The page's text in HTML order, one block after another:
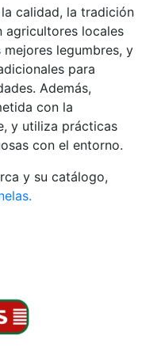
calidad, la tradición
agricultores locales
legumbres, y
para
Además,
con la
y utiliza prácticas
con el entorno.
y su catálogo,